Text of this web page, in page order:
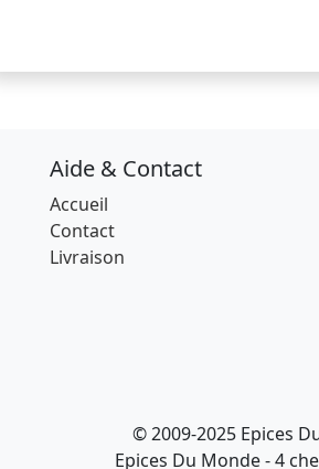
Aide & Contact
Accueil
Contact
Livraison
© 2009-2025 Epices
Epices Du Monde - 4